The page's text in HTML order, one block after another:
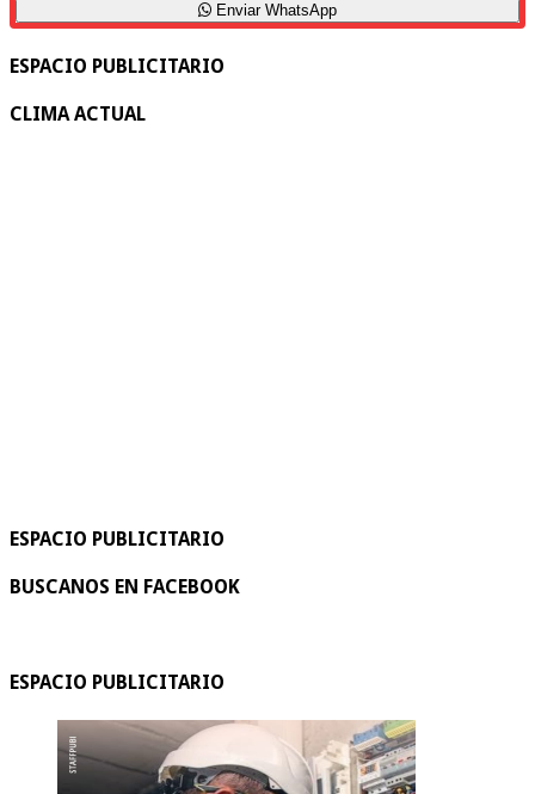
Enviar WhatsApp
ESPACIO PUBLICITARIO
CLIMA ACTUAL
ESPACIO PUBLICITARIO
BUSCANOS EN FACEBOOK
ESPACIO PUBLICITARIO